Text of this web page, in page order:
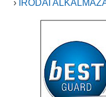
› IRODAI